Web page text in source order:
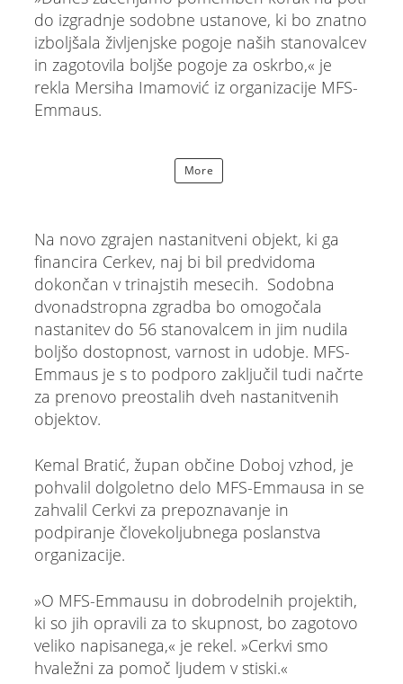
do izgradnje sodobne ustanove, ki bo znatno
izboljšala življenjske pogoje naših stanovalcev
in zagotovila boljše pogoje za oskrbo,« je
rekla Mersiha Imamović iz organizacije MFS-
Emmaus.
More
Na novo zgrajen nastanitveni objekt, ki ga
financira Cerkev, naj bi bil predvidoma
dokončan v trinajstih mesecih. Sodobna
dvonadstropna zgradba bo omogočala
nastanitev do 56 stanovalcem in jim nudila
boljšo dostopnost, varnost in udobje. MFS-
Emmaus je s to podporo zaključil tudi načrte
za prenovo preostalih dveh nastanitvenih
objektov.
Kemal Bratić, župan občine Doboj vzhod, je
pohvalil dolgoletno delo MFS-Emmausa in se
zahvalil Cerkvi za prepoznavanje in
podpiranje človekoljubnega poslanstva
organizacije.
»O MFS-Emmausu in dobrodelnih projektih,
ki so jih opravili za to skupnost, bo zagotovo
veliko napisanega,« je rekel. »Cerkvi smo
hvaležni za pomoč ljudem v stiski.«